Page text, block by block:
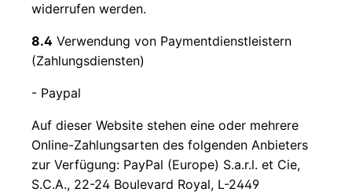
widerrufen werden.
8.4 Verwendung von Paymentdienstleistern
(Zahlungsdiensten)
- Paypal
Auf dieser Website stehen eine oder mehrere
Online-Zahlungsarten des folgenden Anbieters
zur Verfügung: PayPal (Europe) S.a.r.l. et Cie,
S.C.A., 22-24 Boulevard Royal, L-2449